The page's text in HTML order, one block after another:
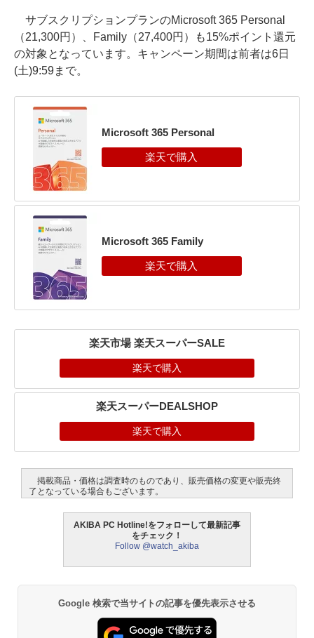
サブスクリプションプランのMicrosoft 365 Personal
（21,300円）、Family（27,400円）も15%ポイント還元
の対象となっています。キャンペーン期間は前者は6日
(土)9:59まで。
Microsoft 365 Personal
Microsoft 365 Family
楽天市場 楽天スーパーSALE
楽天で購入
楽天スーパーDEALSHOP
楽天で購入
掲載商品・価格は調査時のものであり、販売価格の変更や販売終
了となっている場合もございます。
AKIBA PC Hotline!をフォローして最新記事
をチェック！
Follow @watch_akiba
Google 検索で当サイトの記事を優先表示させる